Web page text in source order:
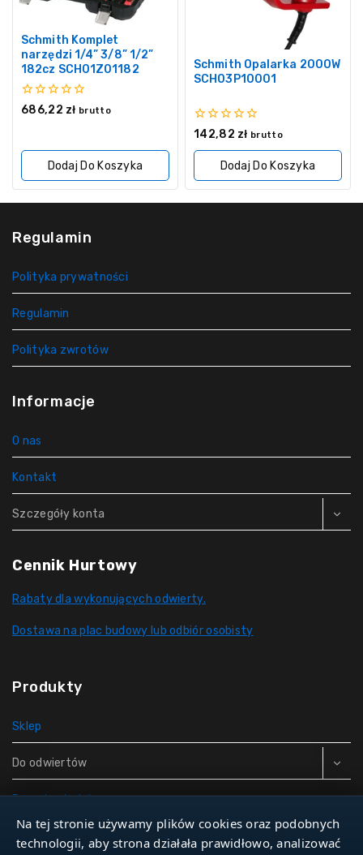
Schmith Komplet
narzędzi 1/4” 3/8” 1/2”
182cz SCH01Z01182
0
686,22 zł brutto
Dodaj Do Koszyka
Schmith Opalarka 2000W
SCH03P10001
0
5
142,82 zł brutto
Dodaj Do Koszyka
Regulamin
Polityka prywatności
Regulamin
Polityka zwrotów
Informacje
O nas
Kontakt
Szczegóły konta
Cennik Hurtowy
Rabaty dla wykonujących odwierty.
Dostawa na plac budowy lub odbiór osobisty
Produkty
Sklep
Do odwiertów
Rury do studni
Zbiorniki hydroforowe
Na tej stronie używamy plików cookies oraz podobnych
technologii, aby strona działała prawidłowo, analizować